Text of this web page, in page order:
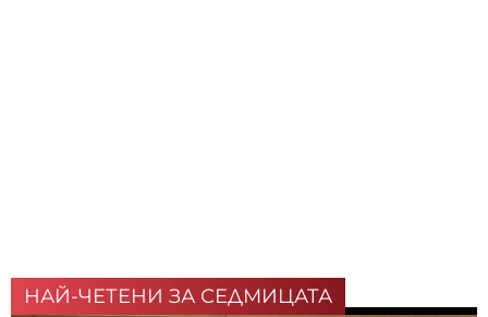
НАЙ-ЧЕТЕНИ ЗА СЕДМИЦАТА